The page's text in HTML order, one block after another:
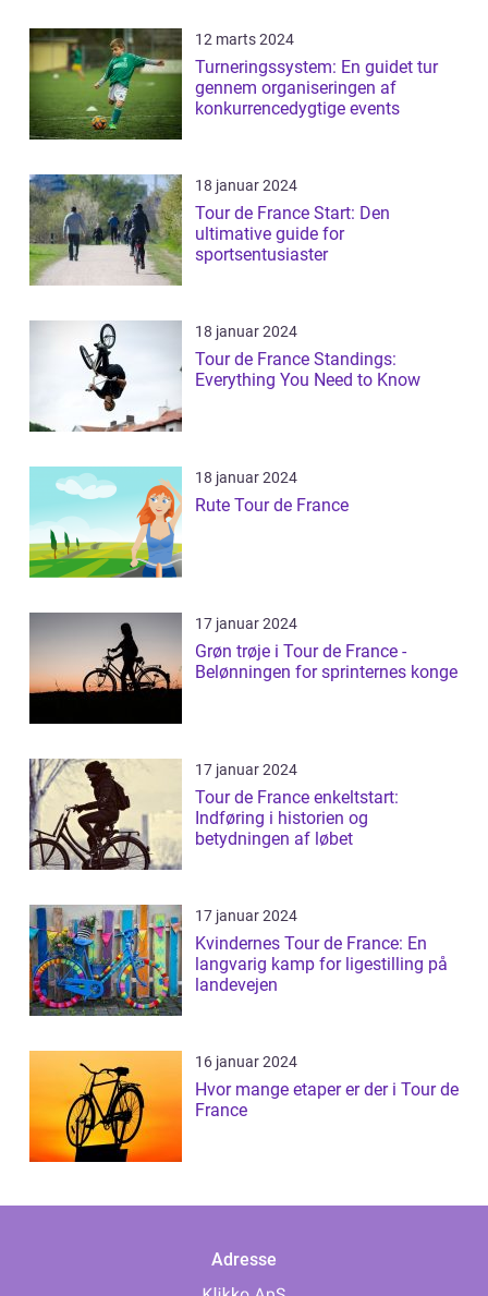
12 marts 2024
Turneringssystem: En guidet tur
gennem organiseringen af
konkurrencedygtige events
18 januar 2024
Tour de France Start: Den
ultimative guide for
sportsentusiaster
18 januar 2024
Tour de France Standings:
Everything You Need to Know
18 januar 2024
Rute Tour de France
17 januar 2024
Grøn trøje i Tour de France -
Belønningen for sprinternes konge
17 januar 2024
Tour de France enkeltstart:
Indføring i historien og
betydningen af løbet
17 januar 2024
Kvindernes Tour de France: En
langvarig kamp for ligestilling på
landevejen
16 januar 2024
Hvor mange etaper er der i Tour de
France
Adresse